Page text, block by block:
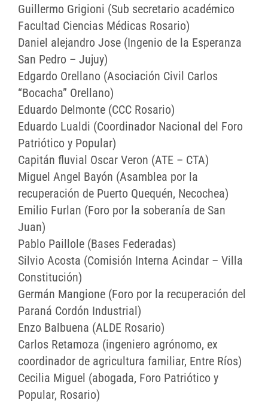
Guillermo Grigioni (Sub secretario académico
Facultad Ciencias Médicas Rosario)
Daniel alejandro Jose (Ingenio de la Esperanza
San Pedro – Jujuy)
Edgardo Orellano (Asociación Civil Carlos
“Bocacha” Orellano)
Eduardo Delmonte (CCC Rosario)
Eduardo Lualdi (Coordinador Nacional del Foro
Patriótico y Popular)
Capitán fluvial Oscar Veron (ATE – CTA)
Miguel Angel Bayón (Asamblea por la
recuperación de Puerto Quequén, Necochea)
Emilio Furlan (Foro por la soberanía de San
Juan)
Pablo Paillole (Bases Federadas)
Silvio Acosta (Comisión Interna Acindar – Villa
Constitución)
Germán Mangione (Foro por la recuperación del
Paraná Cordón Industrial)
Enzo Balbuena (ALDE Rosario)
Carlos Retamoza (ingeniero agrónomo, ex
coordinador de agricultura familiar, Entre Ríos)
Cecilia Miguel (abogada, Foro Patriótico y
Popular, Rosario)